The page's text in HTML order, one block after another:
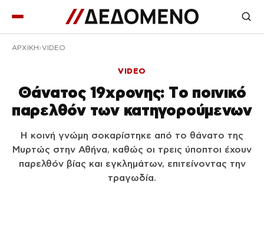
ΑΡΧΙΚΉ VIDEO
VIDEO
Θάνατος 19χρονης: Tο ποινικό
παρελθόν των κατηγορούμενων
Η κοινή γνώμη σοκαρίστηκε από το θάνατο της
Μυρτώς στην Αθήνα, καθώς οι τρεις ύποπτοι έχουν
παρελθόν βίας και εγκλημάτων, επιτείνοντας την
τραγωδία.